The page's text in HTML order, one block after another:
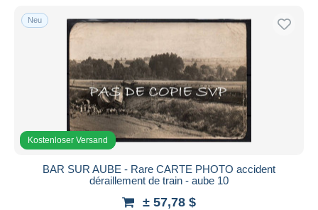
Neu
Kostenloser Versand
BAR SUR AUBE - Rare CARTE PHOTO accident
déraillement de train - aube 10
± 57,78 $